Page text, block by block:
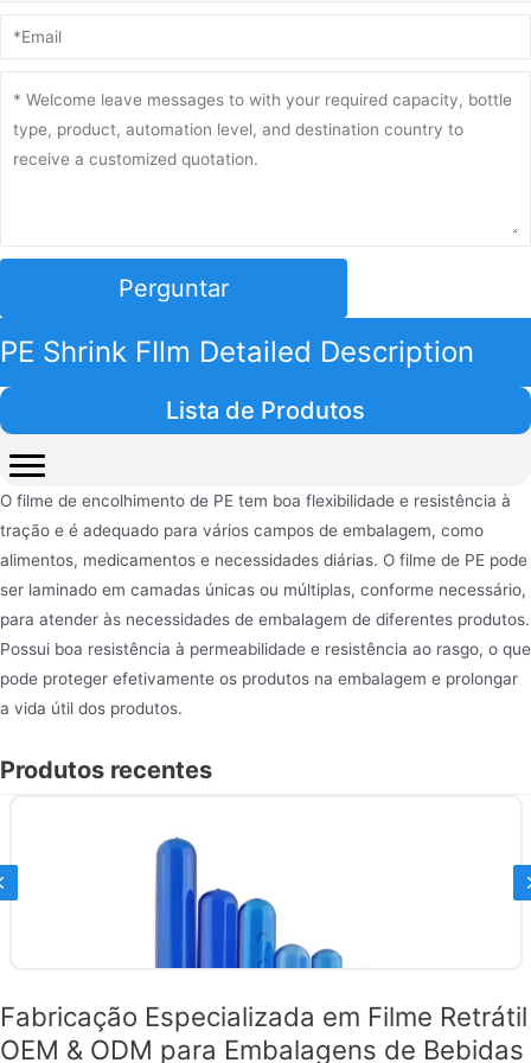
Perguntar
PE Shrink FIlm Detailed Description
O filme de encolhimento de PE tem boa flexibilidade e resistência à
tração e é adequado para vários campos de embalagem, como
alimentos, medicamentos e necessidades diárias. O filme de PE pode
ser laminado em camadas únicas ou múltiplas, conforme necessário,
para atender às necessidades de embalagem de diferentes produtos.
Possui boa resistência à permeabilidade e resistência ao rasgo, o que
pode proteger efetivamente os produtos na embalagem e prolongar
a vida útil dos produtos.
Lista de Produtos
Produtos recentes
Previous
Fabricação Especializada em Filme Retrátil
OEM & ODM para Embalagens de Bebidas